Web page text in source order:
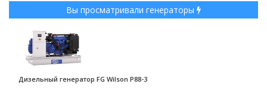
Вы просматривали генераторы
Дизельный генератор FG Wilson P88-3